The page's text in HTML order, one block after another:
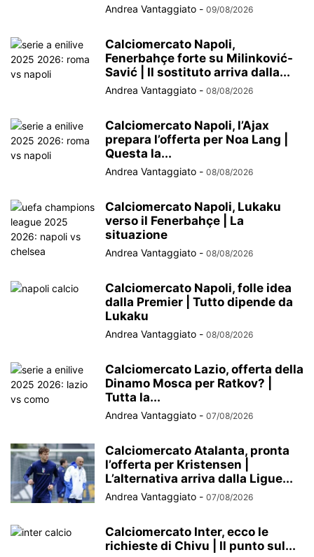
Andrea Vantaggiato - 09/08/2026
Calciomercato Napoli,
Fenerbahçe forte su Milinković-
Savić | Il sostituto arriva dalla...
Andrea Vantaggiato - 08/08/2026
Calciomercato Napoli, l’Ajax
prepara l’offerta per Noa Lang |
Questa la...
Andrea Vantaggiato - 08/08/2026
Calciomercato Napoli, Lukaku
verso il Fenerbahçe | La
situazione
Andrea Vantaggiato - 08/08/2026
Calciomercato Napoli, folle idea
dalla Premier | Tutto dipende da
Lukaku
Andrea Vantaggiato - 08/08/2026
Calciomercato Lazio, offerta della
Dinamo Mosca per Ratkov? |
Tutta la...
Andrea Vantaggiato - 07/08/2026
Calciomercato Atalanta, pronta
l’offerta per Kristensen |
L’alternativa arriva dalla Ligue...
Andrea Vantaggiato - 07/08/2026
Calciomercato Inter, ecco le
richieste di Chivu | Il punto sul...